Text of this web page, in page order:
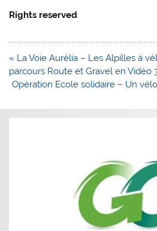
Rights reserved
Navigation
de
l’article
« La Voie Aurélia – Les Alpilles à
parcours Route et Gravel en Vidéo
Opération Ecole solidaire – Un